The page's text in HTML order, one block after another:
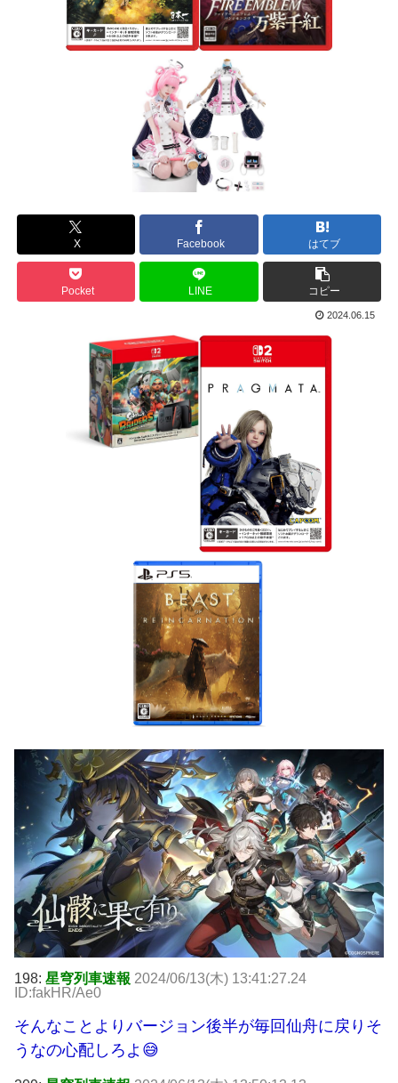
X Facebook はてブ
Pocket LINE コピー
2024.06.15
198: 星穹列車速報 2024/06/13(木) 13:41:27.24
ID:fakHR/Ae0
そんなことよりバージョン後半が毎回仙舟に戻りそ
うなの心配しろよ😅